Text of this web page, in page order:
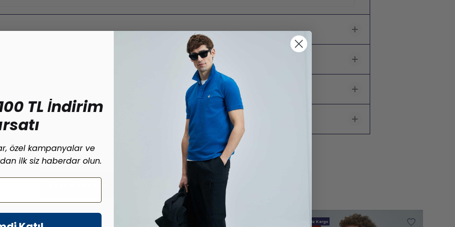
Son Bakılanlar
Ücretsiz Kargo
Ücretsiz Kargo
TL İndirim
özel kampanyalar ve
ilk siz haberdar olun.